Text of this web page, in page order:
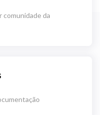
comunidade da